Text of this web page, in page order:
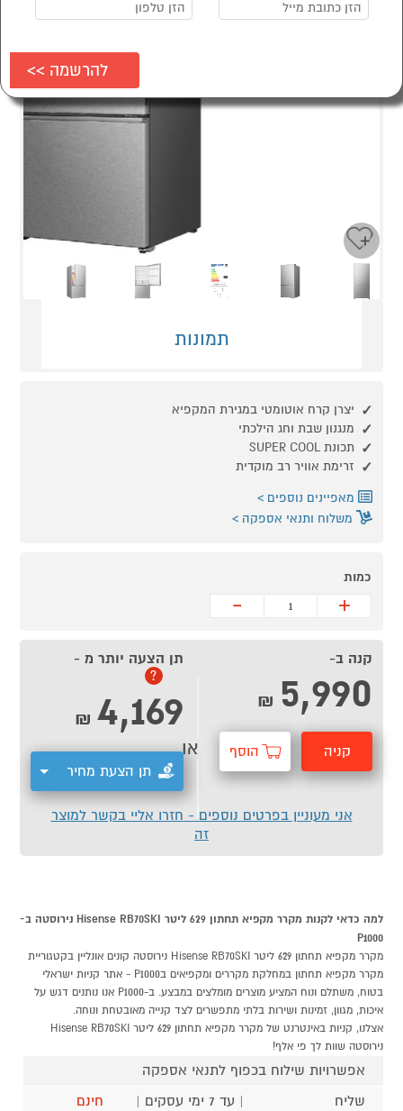
תמונות
יצרן קרח אוטומטי במגירת המקפיא
מנגנון שבת וחג הילכתי
תכונת SUPER COOL
זרימת אוויר רב מוקדית
מאפיינים נוספים
משלוח ותנאי אספקה
כמות
+
-
קנה ב-
5,990
₪
קניה הוסף
תן הצעה יותר מ -
?
4,169
₪
תן הצעת מחיר
או
אני מעוניין בפרטים נוספים - חזרו אליי בקשר למוצר
זה
למה כדאי לקנות מקרר מקפיא תחתון 629 ליטר Hisense RB70SKI נירוסטה ב-
P1000
מקרר מקפיא תחתון 629 ליטר Hisense RB70SKI נירוסטה קונים אונליין בקטגוריית
מקרר מקפיא תחתון במחלקת מקררים ומקפיאים בP1000 - אתר קניות ישראלי
בטוח, משתלם ונוח המציע מוצרים מומלצים במבצע. ב-P1000 אנו נותנים דגש על
איכות, מגוון, זמינות ושירות בלתי מתפשרים לצד קנייה מאובטחת ונוחה.
אצלנו, קניות באינטרנט של מקרר מקפיא תחתון 629 ליטר Hisense RB70SKI
נירוסטה שוות לך פי אלף!
אפשרויות שילוח בכפוף לתנאי אספקה
שליח
| עד 7 ימי עסקים |
חינם